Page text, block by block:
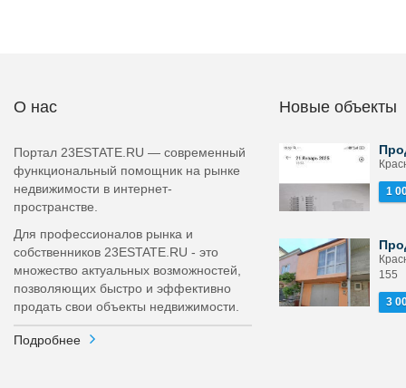
О нас
Портал 23ESTATE.RU — современный
функциональный помощник на рынке
недвижимости в интернет-
пространстве.
Для профессионалов рынка и
собственников 23ESTATE.RU - это
множество актуальных возможностей,
позволяющих быстро и эффективно
продать свои объекты недвижимости.
Подробнее
Новые объекты
1
155
3